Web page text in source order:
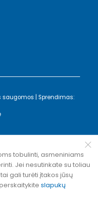
saugomos | Sprendimas:
tobulinti, asmeniniams
Jei nesutinkate su toliau
gali turėti įtakos jūsų
slapukų